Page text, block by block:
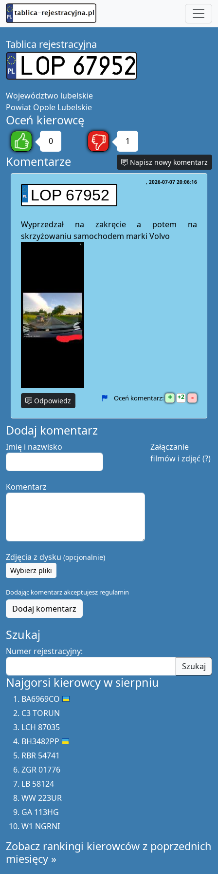
Tablica rejestracyjna
Województwo lubelskie
Powiat Opole Lubelskie
Oceń kierowcę
0 1
Komentarze Napisz nowy komentarz
LOP 67952
2026-07-07 20:06:16
Wyprzedzał na zakręcie a potem na
skrzyżowaniu samochodem marki Volvo
Odpowiedz Oceń komentarz: + 2 -
Dodaj komentarz
Załączanie
filmów i zdjęć (?)
Imię i nazwisko
Komentarz
Zdjęcia z dysku (opcjonalnie)
Wybierz pliki
Dodając komentarz akceptujesz regulamin
Dodaj komentarz
Szukaj
Numer rejestracyjny:
Szukaj
Najgorsi kierowcy w sierpniu
BA6969CO
C3 TORUN
LCH 87035
BH3482PP
RBR 54741
ZGR 01776
LB 58124
WW 223UR
GA 113HG
W1 NGRNI
Zobacz rankingi kierowców z poprzednich
miesięcy »